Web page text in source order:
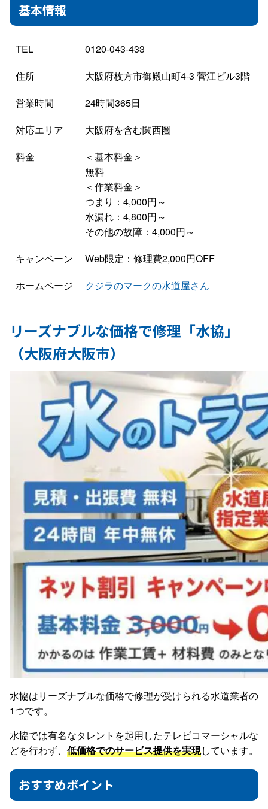
基本情報
TEL
0120-043-433
住所
大阪府枚方市御殿山町4-3 菅江ビル3階
営業時間
24時間365日
対応エリア
大阪府を含む関西圏
料金
＜基本料金＞
無料
＜作業料金＞
つまり：4,000円～
水漏れ：4,800円～
その他の故障：4,000円～
キャンペーン
Web限定：修理費2,000円OFF
ホームページ
クジラのマークの水道屋さん
リーズナブルな価格で修理「水協」
（大阪府大阪市）
水協はリーズナブルな価格で修理が受けられる水道業者の
1つです。
水協では有名なタレントを起用したテレビコマーシャルな
どを行わず、 低価格でのサービス提供を実現しています。
おすすめポイント